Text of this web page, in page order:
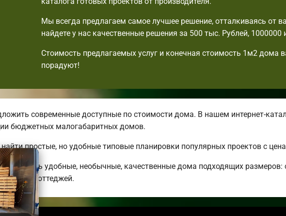
Мы всегда предлагаем самое лучшее решение, отталкиваясь от
найдете у нас качественные решения за 500 тыс. Рублей, 1000000
Стоимость предлагаемых услуг и конечная стоимость 1м2 дома
порадуют!
современные доступные по стоимости дома. В нашем интернет-
бюджетных малогабаритных домов.
простые, но удобные типовые планировки популярных проектов с
удобные, необычные, качественные дома подходящих размеров:
коттеджей.